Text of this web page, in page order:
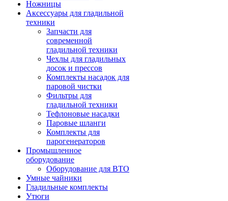
Ножницы
Аксессуары для гладильной
техники
Запчасти для
современной
гладильной техники
Чехлы для гладильных
досок и прессов
Комплекты насадок для
паровой чистки
Фильтры для
гладильной техники
Тефлоновые насадки
Паровые шланги
Комплекты для
парогенераторов
Промышленное
оборудование
Оборудование для ВТО
Умные чайники
Гладильные комплекты
Утюги